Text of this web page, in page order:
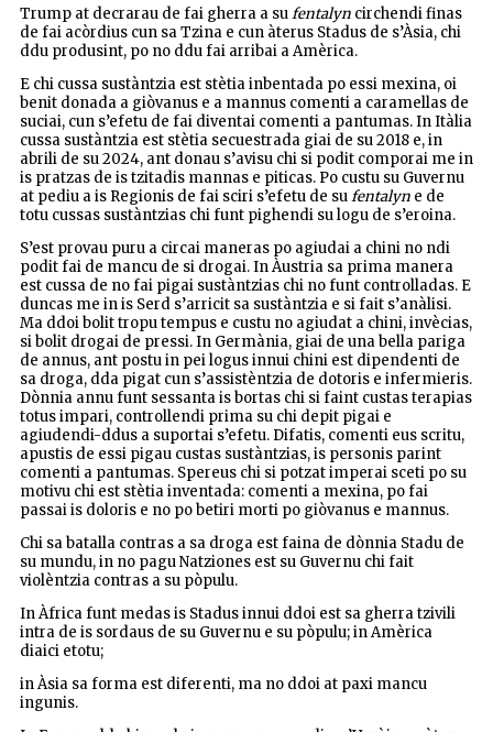
Trump at decrarau de fai gherra a sufentalyn circhendi finas
de fai acòrdius cun sa Tzina e cun àterus Stadus de s’Àsia, chi
ddu produsint, po no ddu fai arribai a Amèrica.
E chi cussa sustàntzia est stètia inbentada po essi mexina, oi
benit donada a giòvanus e a mannus comenti a caramellas de
suciai, cun s’efetu de fai diventai comenti a pantumas. In Itàlia
cussa sustàntzia est stètia secuestrada giai de su 2018 e, in
abrili de su 2024, ant donau s’avisu chi si podit comporai me in
is pratzas de is tzitadis mannas e piticas. Po custu su Guvernu
at pediu a is Regionis de fai sciri s’efetu de sufentalyn e de
totu cussas sustàntzias chi funt pighendi su logu de s’eroina.
S’est provau puru a circai maneras po agiudai a chini no ndi
podit fai de mancu de si drogai. In Àustria sa prima manera
est cussa de no fai pigai sustàntzias chi no funt controlladas. E
duncas me in is Serd s’arricit sa sustàntzia e si fait s’anàlisi.
Ma ddoi bolit tropu tempus e custu no agiudat a chini, invècias,
si bolit drogai de pressi. In Germània, giai de una bella pariga
de annus, ant postu in pei logus innui chini est dipendenti de
sa droga, dda pigat cun s’assistèntzia de dotoris e infermieris.
Dònnia annu funt sessanta is bortas chi si faint custas terapias
totus impari, controllendi prima su chi depit pigai e
agiudendi-ddus a suportai s’efetu. Difatis, comenti eus scritu,
apustis de essi pigau custas sustàntzias, is personis parint
comenti a pantumas. Spereus chi si potzat imperai sceti po su
motivu chi est stètia inventada: comenti a mexina, po fai
passai is doloris e no po betiri morti po giòvanus e mannus.
Chi sa batalla contras a sa droga est faina de dònnia Stadu de
su mundu, in no pagu Natziones est su Guvernu chi fait
violèntzia contras a su pòpulu.
In Àfrica funt medas is Stadus innui ddoi est sa gherra tzivili
intra de is sordaus de su Guvernu e su pòpulu; in Amèrica
diaici etotu;
in Àsia sa forma est diferenti, ma no ddoi at paxi mancu
ingunis.